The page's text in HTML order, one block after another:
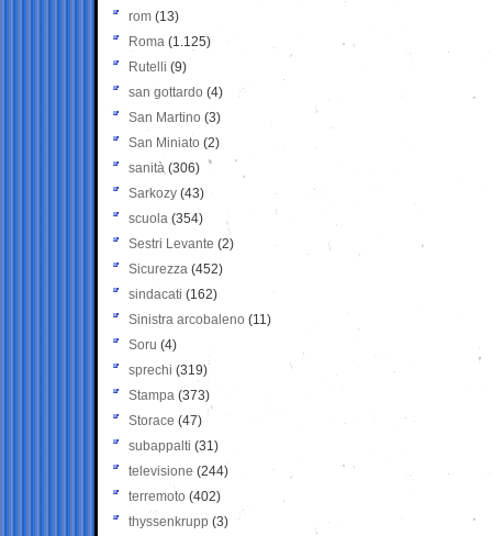
rom (13)
Roma (1.125)
Rutelli (9)
san gottardo (4)
San Martino (3)
San Miniato (2)
sanità (306)
Sarkozy (43)
scuola (354)
Sestri Levante (2)
Sicurezza (452)
sindacati (162)
Sinistra arcobaleno (11)
Soru (4)
sprechi (319)
Stampa (373)
Storace (47)
subappalti (31)
televisione(244)
terremoto (402)
thyssenkrupp (3)